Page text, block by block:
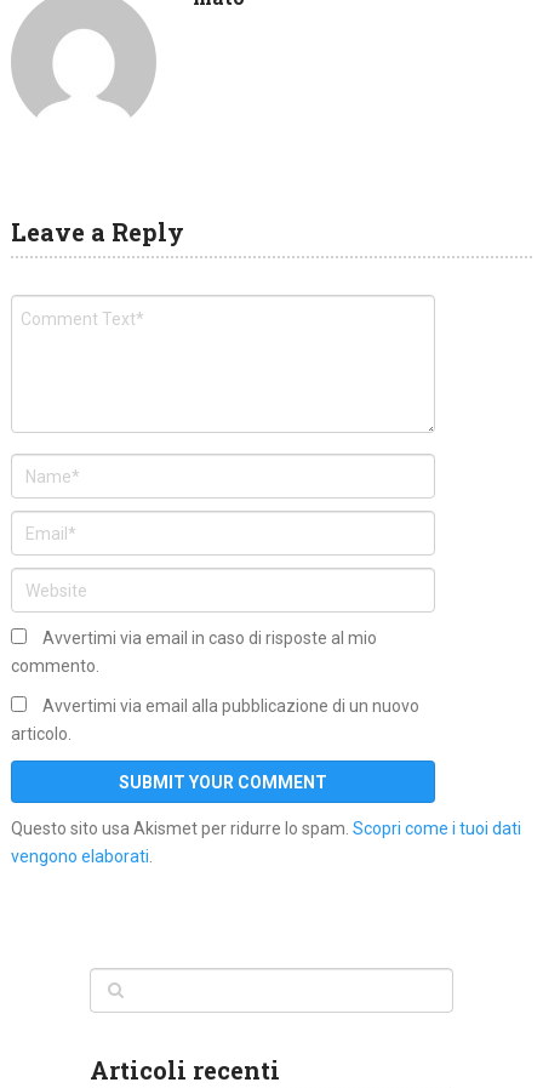
Leave a Reply
Avvertimi via email in caso di risposte al mio
commento.
Avvertimi via email alla pubblicazione di un nuovo
articolo.
Questo sito usa Akismet per ridurre lo spam. Scopri come i tuoi dati
vengono elaborati.
Articoli recenti